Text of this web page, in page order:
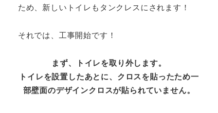
ため、新しいトイレもタンクレスにされます！
それでは、工事開始です！
まず、トイレを取り外します。
トイレを設置したあとに、クロスを貼ったため一
部壁面のデザインクロスが貼られていません。